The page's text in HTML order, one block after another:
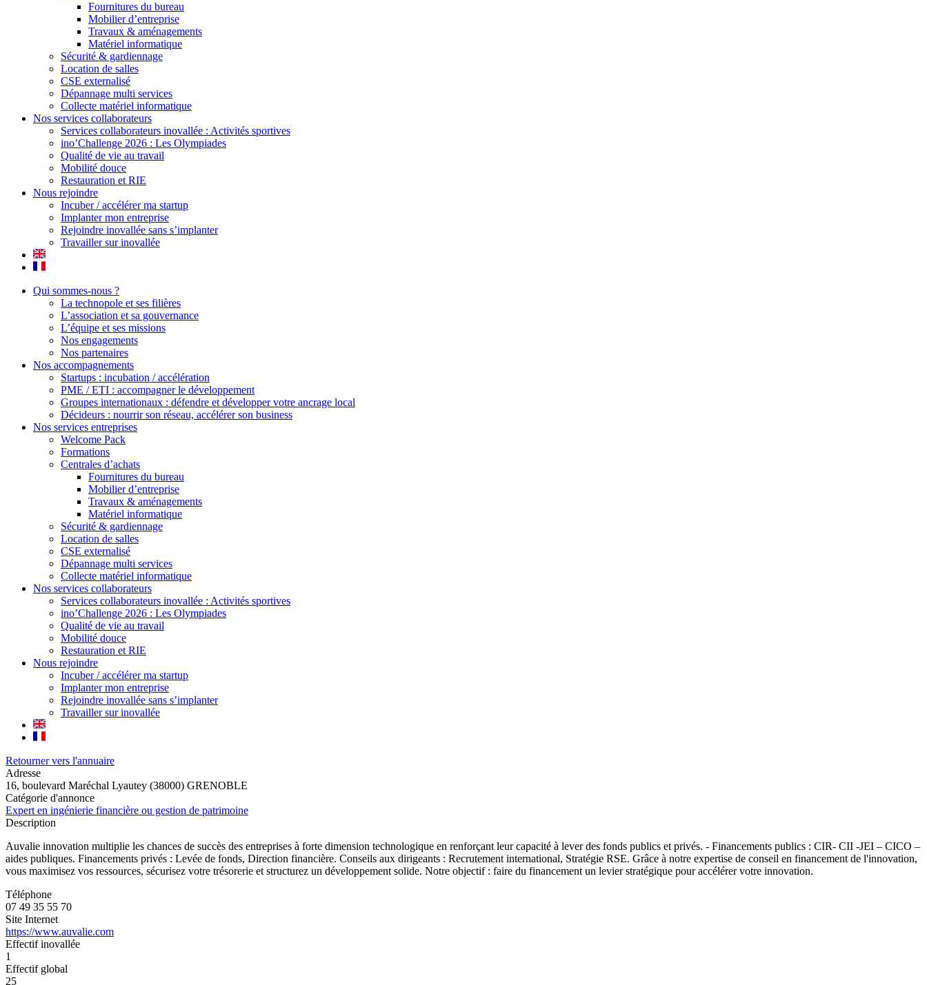
Fournitures du bureau
Mobilier d’entreprise
Travaux & aménagements
Matériel informatique
Sécurité & gardiennage
Location de salles
CSE externalisé
Dépannage multi services
Collecte matériel informatique
Nos services collaborateurs
Services collaborateurs inovallée : Activités sportives
ino’Challenge 2026 : Les Olympiades
Qualité de vie au travail
Mobilité douce
Restauration et RIE
Nous rejoindre
Incuber / accélérer ma startup
Implanter mon entreprise
Rejoindre inovallée sans s’implanter
Travailler sur inovallée
Qui sommes-nous ?
La technopole et ses filières
L’association et sa gouvernance
L’équipe et ses missions
Nos engagements
Nos partenaires
Nos accompagnements
Startups : incubation / accélération
PME / ETI : accompagner le développement
Groupes internationaux : défendre et développer votre ancrage local
Décideurs : nourrir son réseau, accélérer son business
Nos services entreprises
Welcome Pack
Formations
Centrales d’achats
Fournitures du bureau
Mobilier d’entreprise
Travaux & aménagements
Matériel informatique
Sécurité & gardiennage
Location de salles
CSE externalisé
Dépannage multi services
Collecte matériel informatique
Nos services collaborateurs
Services collaborateurs inovallée : Activités sportives
ino’Challenge 2026 : Les Olympiades
Qualité de vie au travail
Mobilité douce
Restauration et RIE
Nous rejoindre
Incuber / accélérer ma startup
Implanter mon entreprise
Rejoindre inovallée sans s’implanter
Travailler sur inovallée
Retourner vers l'annuaire
Adresse
16, boulevard Maréchal Lyautey (38000) GRENOBLE
Catégorie d'annonce
Expert en ingénierie financière ou gestion de patrimoine
Description
Auvalie innovation multiplie les chances de succès des entreprises à forte dimension technologique en renforçant leur capacité à lever des fonds publics et privés. - Financements publics : CIR- CII -JEI – CICO –
aides publiques. Financements privés : Levée de fonds, Direction financière. Conseils aux dirigeants : Recrutement international, Stratégie RSE. Grâce à notre expertise de conseil en financement de l'innovation,
vous maximisez vos ressources, sécurisez votre trésorerie et structurez un développement solide. Notre objectif : faire du financement un levier stratégique pour accélérer votre innovation.
Téléphone
07 49 35 55 70
Site Internet
https://www.auvalie.com
Effectif inovallée
1
Effectif global
25